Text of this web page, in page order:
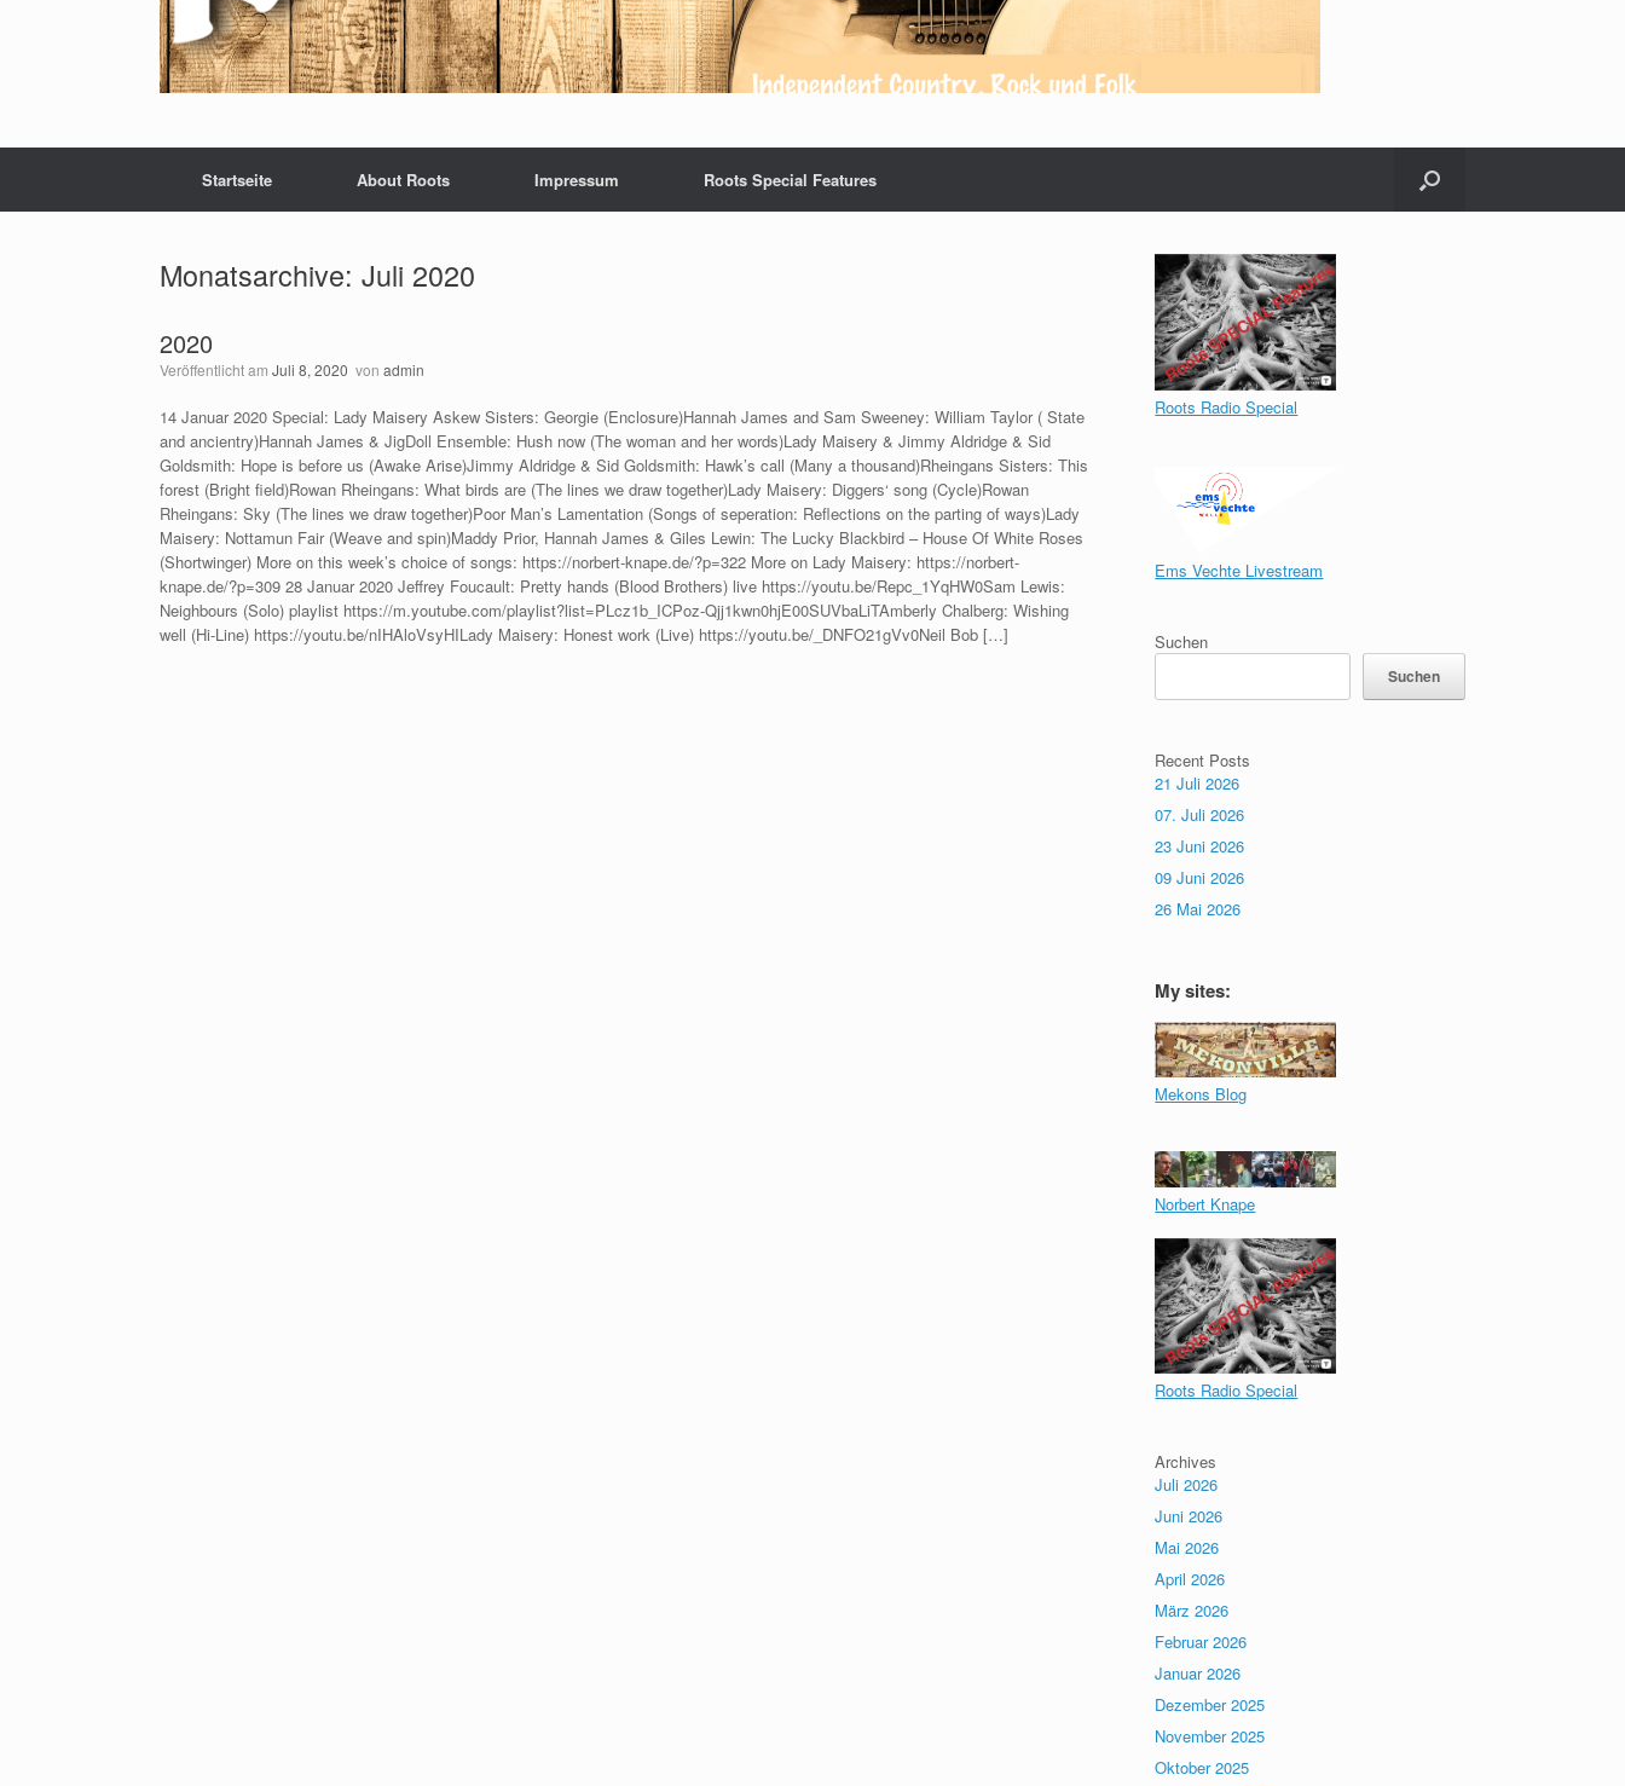
Startseite About Roots Impressum Roots Special Features
Monatsarchive: Juli 2020
2020
Veröffentlicht am Juli 8, 2020 von admin
14 Januar 2020 Special: Lady Maisery Askew Sisters: Georgie (Enclosure)Hannah James and Sam Sweeney: William Taylor ( State
and ancientry)Hannah James & JigDoll Ensemble: Hush now (The woman and her words)Lady Maisery & Jimmy Aldridge & Sid
Goldsmith: Hope is before us (Awake Arise)Jimmy Aldridge & Sid Goldsmith: Hawk’s call (Many a thousand)Rheingans Sisters: This
forest (Bright field)Rowan Rheingans: What birds are (The lines we draw together)Lady Maisery: Diggers‘ song (Cycle)Rowan
Rheingans: Sky (The lines we draw together)Poor Man’s Lamentation (Songs of seperation: Reflections on the parting of ways)Lady
Maisery: Nottamun Fair (Weave and spin)Maddy Prior, Hannah James & Giles Lewin: The Lucky Blackbird – House Of White Roses
(Shortwinger) More on this week’s choice of songs: https://norbert-knape.de/?p=322 More on Lady Maisery: https://norbert-
knape.de/?p=309 28 Januar 2020 Jeffrey Foucault: Pretty hands (Blood Brothers) live https://youtu.be/Repc_1YqHW0Sam Lewis:
Neighbours (Solo) playlist https://m.youtube.com/playlist?list=PLcz1b_ICPoz-Qjj1kwn0hjE00SUVbaLiTAmberly Chalberg: Wishing
well (Hi-Line) https://youtu.be/nIHAloVsyHILady Maisery: Honest work (Live) https://youtu.be/_DNFO21gVv0Neil Bob […]
Roots Radio Special
Ems Vechte Livestream
Suchen
Suchen
Recent Posts
21 Juli 2026
07. Juli 2026
23 Juni 2026
09 Juni 2026
26 Mai 2026
My sites:
Mekons Blog
Norbert Knape
Roots Radio Special
Archives
Juli 2026
Juni 2026
Mai 2026
April 2026
März 2026
Februar 2026
Januar 2026
Dezember 2025
November 2025
Oktober 2025